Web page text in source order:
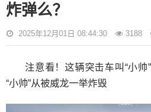
炸弹么？
2025年12月01日 08:44:30 3188
注意看！这辆突击车叫“小
“小帅”从被威龙一举炸毁